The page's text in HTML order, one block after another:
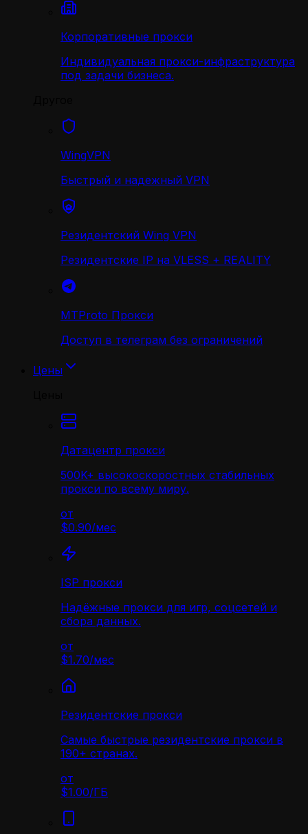
Корпоративные прокси
Индивидуальная прокси-инфраструктура
под задачи бизнеса.
WingVPN
Быстрый и надежный VPN
Резидентский Wing VPN
Резидентские IP на VLESS + REALITY
MTProto Прокси
Доступ в телеграм без ограничений
Цены
Датацентр прокси
500K+ высокоскоростных стабильных
прокси по всему миру.
от
$0.90/мес
ISP прокси
Надёжные прокси для игр, соцсетей и
сбора данных.
от
$1.70/мес
Резидентские прокси
Самые быстрые резидентские прокси в
190+ странах.
от
$1.00/ГБ